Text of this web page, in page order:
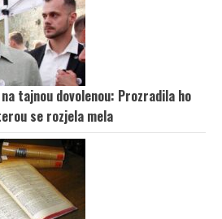
tajnou dovolenou: Prozradila ho
se rozjela mela